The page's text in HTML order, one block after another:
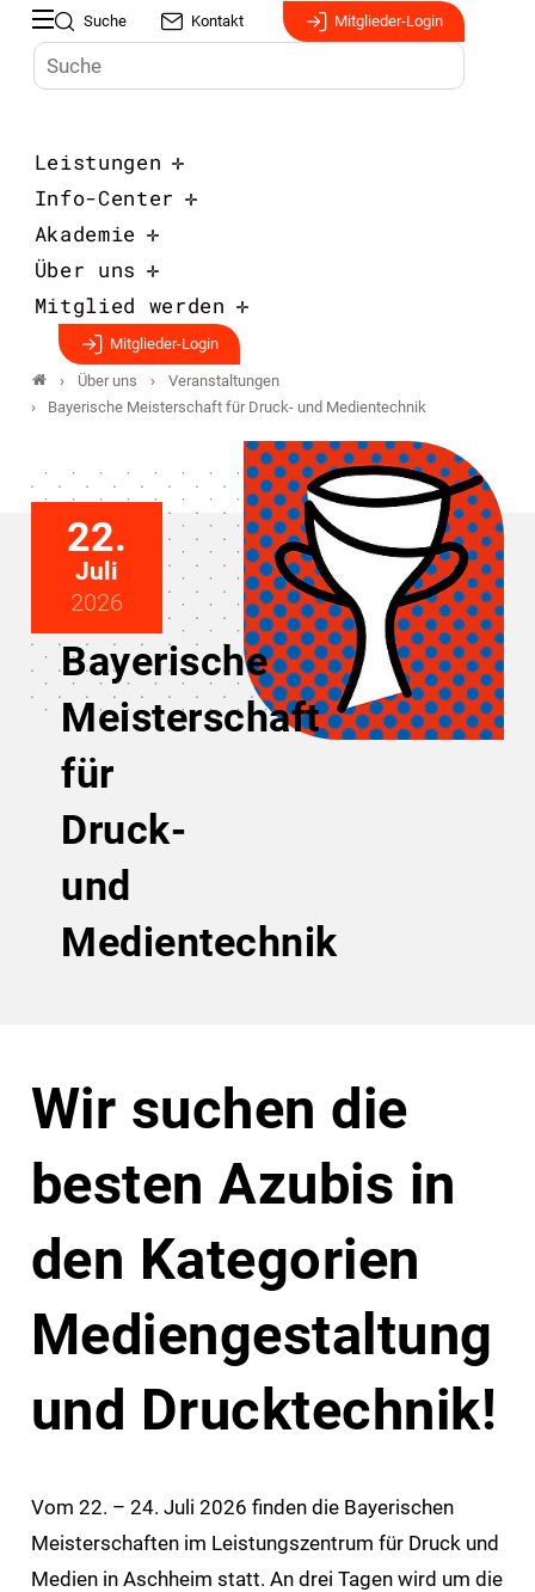
Suche Kontakt Mitglieder-Login
Leistungen
Info-Center
Akademie
Über uns
Mitglied werden
Mitglieder-Login
Über uns
Veranstaltungen
Bayerische Meisterschaft für Druck- und Medientechnik
22.
Juli
2026
Bayerische
Meisterschaft
für
Druck-
und
Medientechnik
Wir suchen die
besten Azubis in
den Kategorien
Mediengestaltung
und Drucktechnik!
Vom 22. – 24. Juli 2026 finden die Bayerischen
Meisterschaften im Leistungszentrum für Druck und
Medien in Aschheim statt. An drei Tagen wird um die